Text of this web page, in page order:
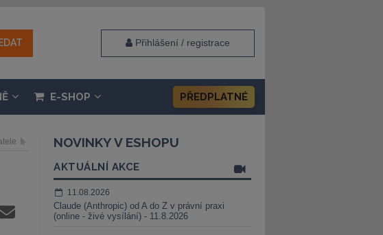
Přihlášení / registrace
E-SHOP PŘEDPLATNÉ
NOVINKY V ESHOPU
AKTUÁLNÍ AKCE
11.08.2026
Claude (Anthropic) od A do Z v právní praxi
(online - živé vysílání) - 11.8.2026